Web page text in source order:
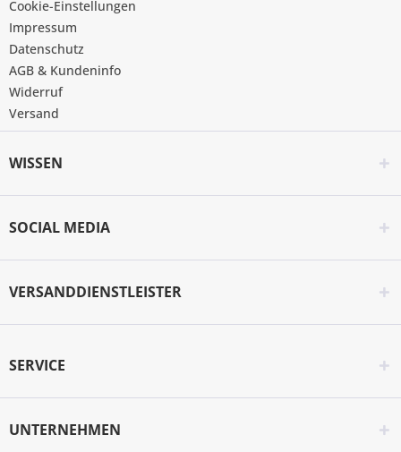
Cookie-Einstellungen
Impressum
Datenschutz
AGB & Kundeninfo
Widerruf
Versand
WISSEN
SOCIAL MEDIA
VERSANDDIENSTLEISTER
SERVICE
UNTERNEHMEN